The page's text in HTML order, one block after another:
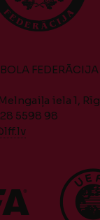
FEDERĀCIJA
iela 1,
5598 98